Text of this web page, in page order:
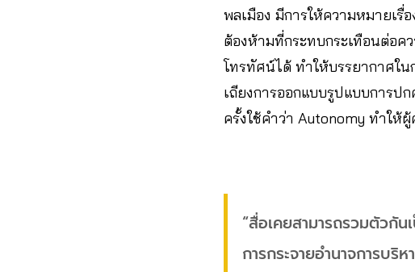
พลเมือง มีการให้ความหมายเรื่
ต้องห้ามที่กระทบกระเทือนต่อค
โทรทัศน์ได้ ทำให้บรรยากาศใน
เถียงการออกแบบรูปแบบการป
ครั้งใช้คำว่า Autonomy ทำให้
“สื่อเคยสามารถรวมตัวกั
การกระจายอำนาจการบ